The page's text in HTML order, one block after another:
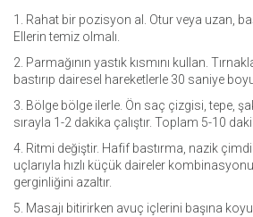
1. Rahat bir pozisyon al. Otur veya uzan,
Ellerin temiz olmalı.
2. Parmağının yastık kısmını kullan.
bastırıp dairesel hareketlerle 30 saniye
3. Bölge bölge ilerle. Ön saç çizgisi, tepe,
sırayla 1-2 dakika çalıştır. Toplam 5-10
4. Ritmi değiştir. Hafif bastırma, nazik
uçlarıyla hızlı küçük daireler kombinasyonu
gerginliğini azaltır.
5. Masajı bitirirken avuç içlerini başına